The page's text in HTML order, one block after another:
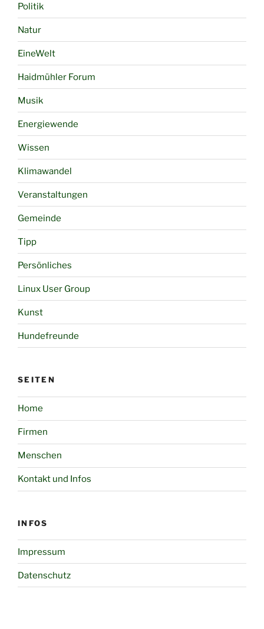
Politik
Natur
EineWelt
Haidmühler Forum
Musik
Energiewende
Wissen
Klimawandel
Veranstaltungen
Gemeinde
Tipp
Persönliches
Linux User Group
Kunst
Hundefreunde
SEITEN
Home
Firmen
Menschen
Kontakt und Infos
INFOS
Impressum
Datenschutz